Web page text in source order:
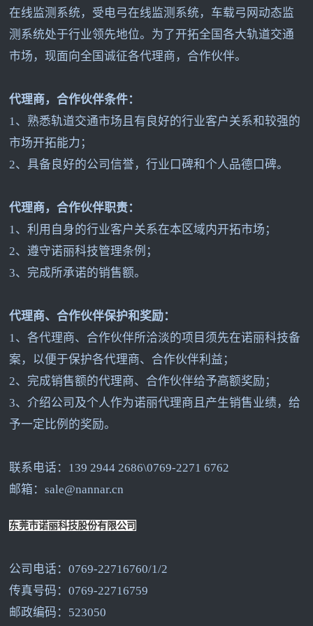
在线监测系统，受电弓在线监测系统，车载弓网动态监
测系统处于行业领先地位。为了开拓全国各大轨道交通
市场，现面向全国诚征各代理商，合作伙伴。
代理商，合作伙伴条件：
1、熟悉轨道交通市场且有良好的行业客户关系和较强的
市场开拓能力；
2、具备良好的公司信誉，行业口碑和个人品德口碑。
代理商，合作伙伴职责：
1、利用自身的行业客户关系在本区域内开拓市场；
2、遵守诺丽科技管理条例；
3、完成所承诺的销售额。
代理商、合作伙伴保护和奖励：
1、各代理商、合作伙伴所洽淡的项目须先在诺丽科技备
案，以便于保护各代理商、合作伙伴利益；
2、完成销售额的代理商、合作伙伴给予高额奖励；
3、介绍公司及个人作为诺丽代理商且产生销售业绩，给
予一定比例的奖励。
联系电话：139 2944 2686\0769-2271 6762
邮箱：sale@nannar.cn
东莞市诺丽科技股份有限公司
公司电话：0769-22716760/1/2
传真号码：0769-22716759
邮政编码：523050